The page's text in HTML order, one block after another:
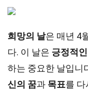
희망의 날은 매년 4
다. 이 날은 긍정적
하는 중요한 날입니
신의 꿈과 목표를 다